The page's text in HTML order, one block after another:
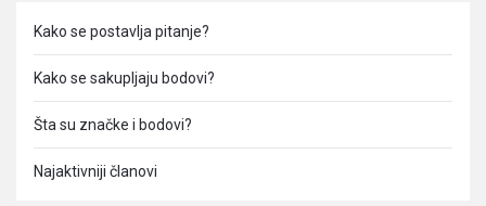
Kako se postavlja pitanje?
Kako se sakupljaju bodovi?
Šta su značke i bodovi?
Najaktivniji članovi